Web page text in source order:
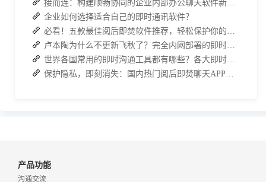
企业如何选择适合自己的即时通讯软件？
产品功能
沟通交流